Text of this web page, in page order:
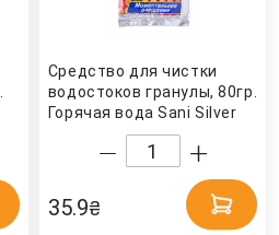
Средство для чистки
водостоков гранулы, 80гр.
Горячая вода Sani Silver
35.9₴